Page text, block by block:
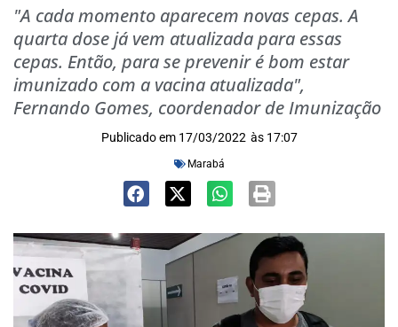
"A cada momento aparecem novas cepas. A
quarta dose já vem atualizada para essas
cepas. Então, para se prevenir é bom estar
imunizado com a vacina atualizada",
Fernando Gomes, coordenador de Imunização
Publicado em 17/03/2022 às 17:07
Marabá